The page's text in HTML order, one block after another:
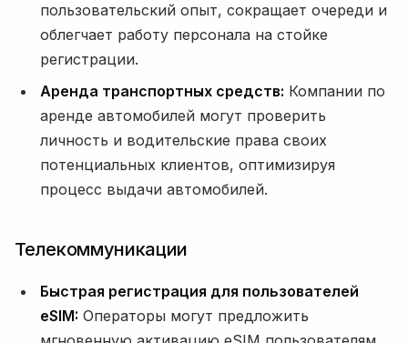
пользовательский опыт, сокращает очереди и
облегчает работу персонала на стойке
регистрации.
Аренда транспортных средств: Компании по
аренде автомобилей могут проверить
личность и водительские права своих
потенциальных клиентов, оптимизируя
процесс выдачи автомобилей.
Телекоммуникации
Быстрая регистрация для пользователей
eSIM: Операторы могут предложить